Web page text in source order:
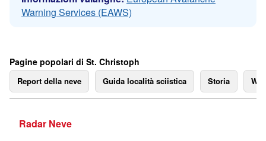
Warning Services (EAWS)
Pagine popolari di St. Christoph
Report della neve Guida località sciistica Storia
Radar Neve